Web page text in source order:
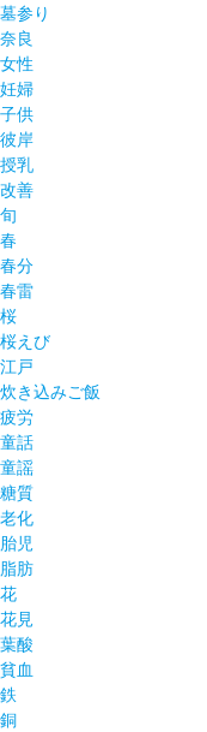
墓参り
奈良
女性
妊婦
子供
彼岸
授乳
改善
旬
春
春分
春雷
桜
桜えび
江戸
炊き込みご飯
疲労
童話
童謡
糖質
老化
胎児
脂肪
花
花見
葉酸
貧血
鉄
銅